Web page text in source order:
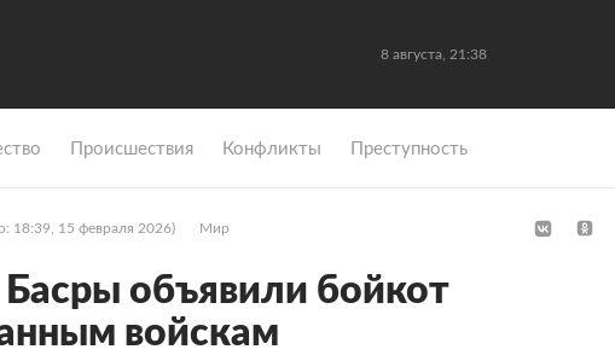
8 августа, 21:38
Происшествия Конфликты Преступность
18:39, 15 февраля 2026) Мир
Басры объявили бойкот
войскам